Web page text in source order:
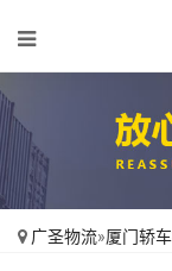
广圣物流»厦门轿